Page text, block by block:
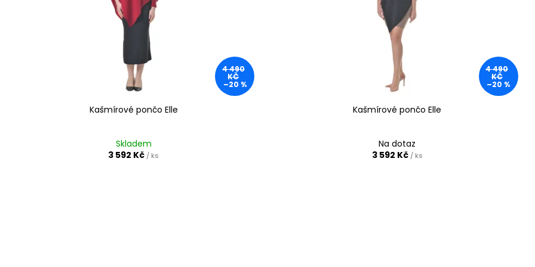
4 490
KČ
–20 %
Kašmírové pončo Elle
Skladem
3 592 Kč / ks
4 490
KČ
–20 %
Kašmírové pončo Elle
Na dotaz
3 592 Kč / ks